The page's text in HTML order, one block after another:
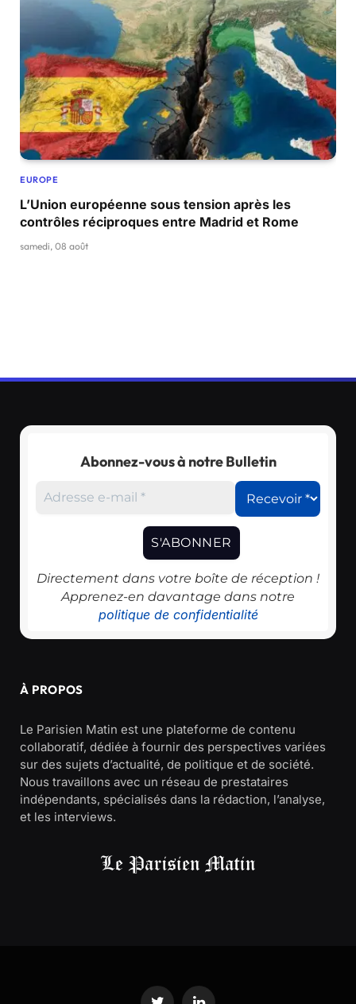
EUROPE
L’Union européenne sous tension après les
contrôles réciproques entre Madrid et Rome
samedi, 08 août
Abonnez-vous à notre Bulletin
Directement dans votre boîte de réception !
Apprenez-en davantage dans notre
politique de confidentialité
À PROPOS
Le Parisien Matin est une plateforme de contenu
collaboratif, dédiée à fournir des perspectives variées
sur des sujets d’actualité, de politique et de société.
Nous travaillons avec un réseau de prestataires
indépendants, spécialisés dans la rédaction, l’analyse,
et les interviews.